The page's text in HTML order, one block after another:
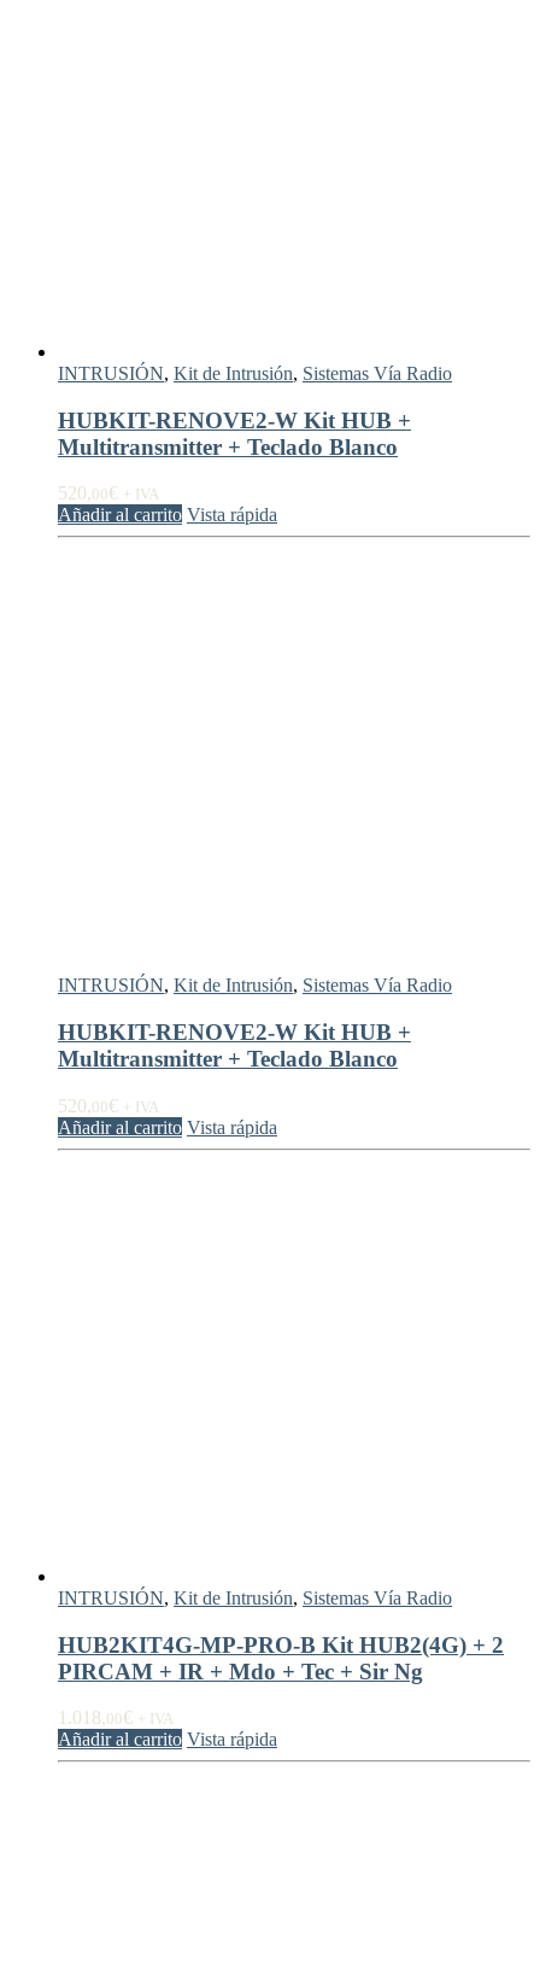
INTRUSIÓN, Kit de Intrusión, Sistemas Vía Radio
HUBKIT-RENOVE2-W Kit HUB +
Multitransmitter + Teclado Blanco
520,00€ + IVA
Añadir al carrito Vista rápida
INTRUSIÓN, Kit de Intrusión, Sistemas Vía Radio
HUBKIT-RENOVE2-W Kit HUB +
Multitransmitter + Teclado Blanco
520,00€ + IVA
Añadir al carrito Vista rápida
INTRUSIÓN, Kit de Intrusión, Sistemas Vía Radio
HUB2KIT4G-MP-PRO-B Kit HUB2(4G) + 2
PIRCAM + IR + Mdo + Tec + Sir Ng
1.018,00€ + IVA
Añadir al carrito Vista rápida